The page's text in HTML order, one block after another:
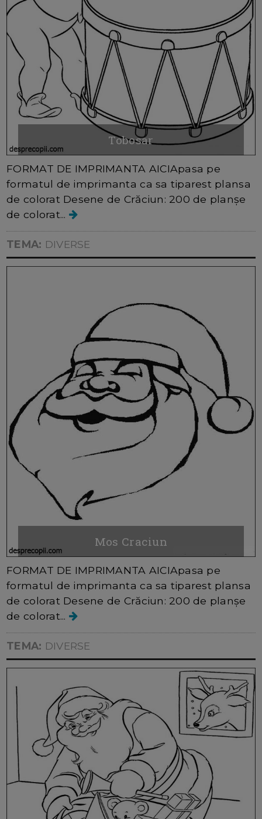
Tobosar
FORMAT DE IMPRIMANTA AICIApasa pe
formatul de imprimanta ca sa tiparest plansa
de colorat Desene de Crăciun: 200 de planșe
de colorat...
TEMA: DIVERSE
Mos Craciun
FORMAT DE IMPRIMANTA AICIApasa pe
formatul de imprimanta ca sa tiparest plansa
de colorat Desene de Crăciun: 200 de planșe
de colorat...
TEMA: DIVERSE